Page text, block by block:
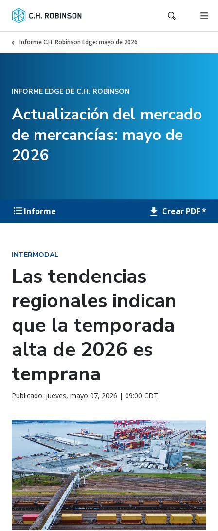
Informe C.H. Robinson Edge: mayo de 2026
INFORME EDGE DE C.H. ROBINSON
Actualización del mercado
de mercancías: mayo de
2026
Informe Crear PDF *
INTERMODAL
Las tendencias
regionales indican
que la temporada
alta de 2026 es
temprana
Publicado: jueves, mayo 07, 2026 | 09:00 CDT